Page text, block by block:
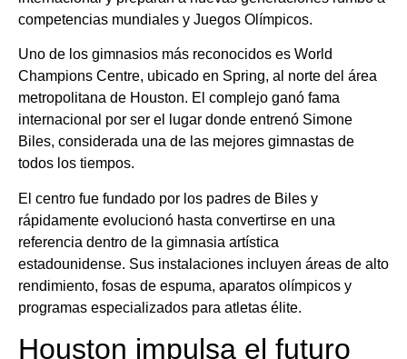
competencias mundiales y Juegos Olímpicos.
Uno de los gimnasios más reconocidos es World
Champions Centre, ubicado en Spring, al norte del área
metropolitana de Houston. El complejo ganó fama
internacional por ser el lugar donde entrenó Simone
Biles, considerada una de las mejores gimnastas de
todos los tiempos.
El centro fue fundado por los padres de Biles y
rápidamente evolucionó hasta convertirse en una
referencia dentro de la gimnasia artística
estadounidense. Sus instalaciones incluyen áreas de alto
rendimiento, fosas de espuma, aparatos olímpicos y
programas especializados para atletas élite.
Houston impulsa el futuro